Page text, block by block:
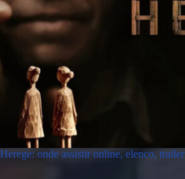
Herege: onde assistir online, elenco,